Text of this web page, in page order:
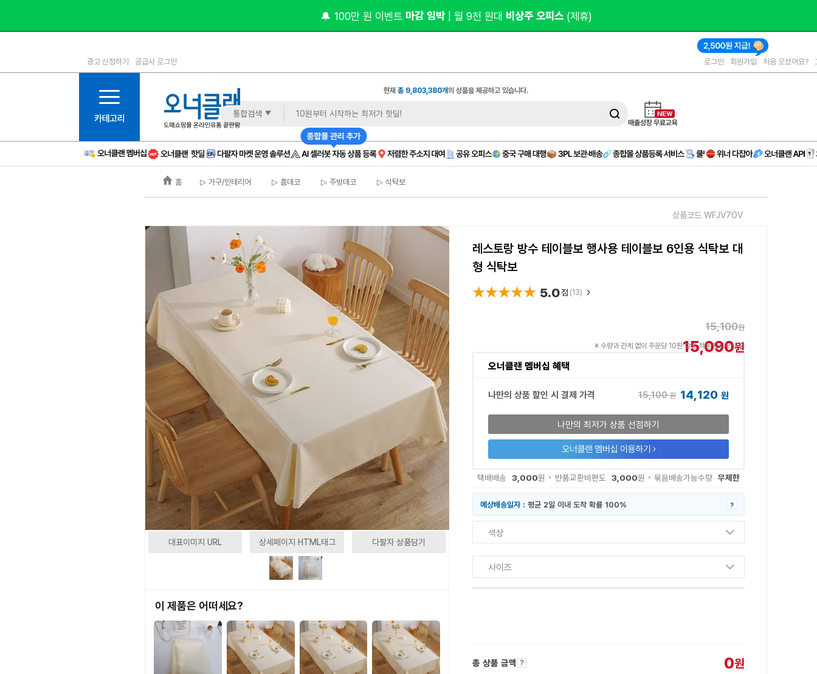
1등급
6등급
11등급
12등급
15등급
16등급
🔔 100만 원 이벤트 마감 임박 | 월 9천 원대 비상주 오피스 (제휴)
광고 신청하기 공급사 로그인 로그인 회원가입 처음 오셨어요?
현재총 9,803,380개의 상품을 제공하고 있습니다.
통합검색
홈 ▷ 가구/인테리어 ▷ 홈데코 ▷ 주방데코 ▷ 식탁보
상품코드 WFJV7OV
대표이미지 URL 상세페이지 HTML태그 다팔자 상품담기
이 제품은 어떠세요?
레스토랑 방수 테이블보 행사용 테이블보 6인용 식탁보 대
형 식탁보
★★★★★
★★★★★ 5.0점 (13)
15,100원
15,090원
※ 수량과 관계 없이 주문당 10원 할인 적용 프로모션 중
오너클랜 멤버십 혜택
나만의 상품 할인 시 결제 가격 15,100원 14,120 원
나만의 최저가 상품 선점하기
택배배송 3,000원 반품교환비편도 3,000원 묶음배송가능수량 무제한
예상배송일자 : 평균 2일 이내 도착 확률 100% ?
색상
사이즈
총 상품 금액 0원